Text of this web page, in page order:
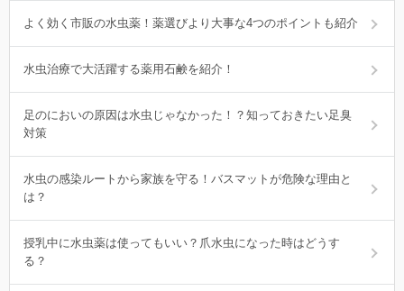
よく効く市販の水虫薬！薬選びより大事な4つのポイントも紹介
水虫治療で大活躍する薬用石鹸を紹介！
足のにおいの原因は水虫じゃなかった！？知っておきたい足臭
対策
水虫の感染ルートから家族を守る！バスマットが危険な理由と
は？
授乳中に水虫薬は使ってもいい？爪水虫になった時はどうす
る？